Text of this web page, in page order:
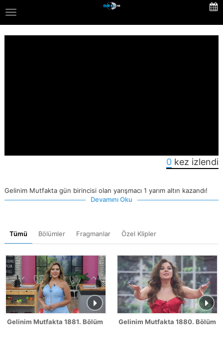
to
main
content
Toggle
navigation
0 kez izlendi
Gelinim Mutfakta gün birincisi olan yarışmacı 1 yarım altın kazandı!
Devamını Oku
Tümü Bölümler Fragmanlar Özel Klipler
Gelinim Mutfakta 1881. Bölüm FragmanıGelinim Mutfakta 1880. Bölüm /